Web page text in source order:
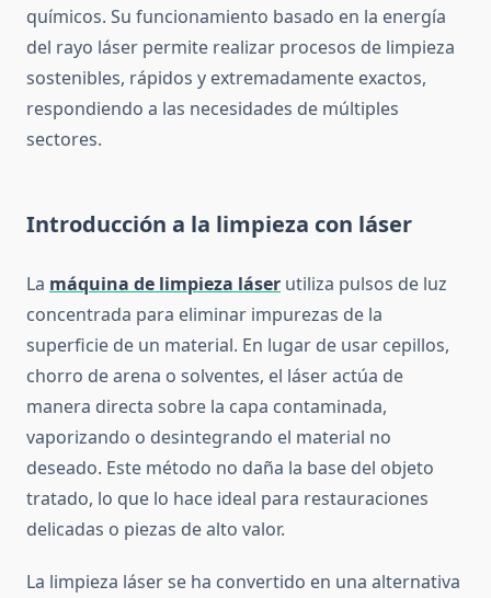
químicos. Su funcionamiento basado en la energía
del rayo láser permite realizar procesos de limpieza
sostenibles, rápidos y extremadamente exactos,
respondiendo a las necesidades de múltiples
sectores.
Introducción a la limpieza con láser
La máquina de limpieza láser utiliza pulsos de luz
concentrada para eliminar impurezas de la
superficie de un material. En lugar de usar cepillos,
chorro de arena o solventes, el láser actúa de
manera directa sobre la capa contaminada,
vaporizando o desintegrando el material no
deseado. Este método no daña la base del objeto
tratado, lo que lo hace ideal para restauraciones
delicadas o piezas de alto valor.
La limpieza láser se ha convertido en una alternativa